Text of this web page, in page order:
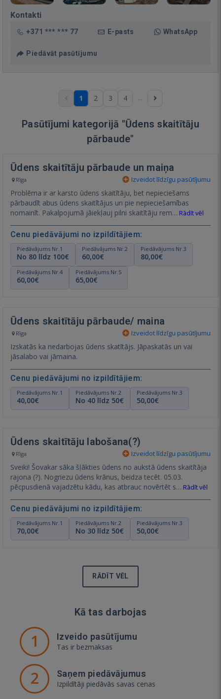
Kontakti
+371 *** *** 77 E-pasts WhatsApp
Piedāvāt pasūtījumu
1 2 3 4 ...
Pasūtījumi kategorijā "Ūdens skaitītāju
pārbaude"
Ūdens skaitītāju pārbaude un maiņa
Rīga Izveidot līdzīgu pasūtījumu
Problēma ir ar karsto ūdens skaitītāju, bet nepieciešams
pārbaudīt abus ūdens skaitītājus un pie nepieciešamības
nomainīt. Pakalpojumā jāiekļauj pilni skaitītāju rem… Rādīt vēl
Cenu piedāvājumi no izpildītājiem:
Piedāvājums Nr.1
No 80 līdz 100€
Piedāvājums Nr.2
60,00€
Piedāvājums Nr.3
80,00€
Piedāvājums Nr.4
60,00€
Piedāvājums Nr.5
65,00€
Ūdens skaitītāju pārbaude/ maina
Rīga Izveidot līdzīgu pasūtījumu
Izskatās ka nedarbojas ūdens skatītājs. Jāpaskatās un vai
jāsalabo vai jāmaina.
Cenu piedāvājumi no izpildītājiem:
Piedāvājums Nr.1
40,00€
Piedāvājums Nr.2
No 40 līdz 50€
Piedāvājums Nr.3
50,00€
Ūdens skaitītāju labošana(?)
Rīga Izveidot līdzīgu pasūtījumu
Sveiki! Šovakar sāka šļākties ūdens no aukstā ūdens skaitītāja
rajona (?). Nogriezu ūdens krānus, beidza tecēt. 05.03.
pēcpusdienā vajadzētu kādu, kas atbrauc novērtēt s… Rādīt vēl
Cenu piedāvājumi no izpildītājiem:
Piedāvājums Nr.1
70,00€
Piedāvājums Nr.2
No 30 līdz 50€
Piedāvājums Nr.3
50,00€
RĀDĪT VĒL
Kā tas darbojas
1 Izveido pasūtījumu
Tas ir bezmaksas
2 Saņem piedāvājumus
Izpildītāji piedāvās savas cenas